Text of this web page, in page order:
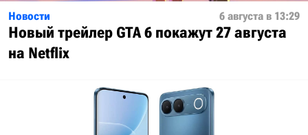
Новости 6 августа в 13:29
Новый трейлер GTA 6 покажут 27 августа
на Netflix